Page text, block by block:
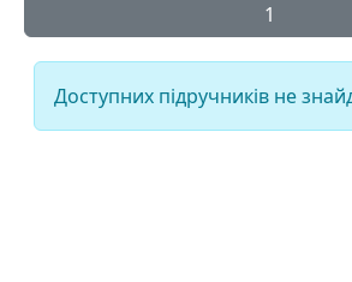
1
Доступних підручників не